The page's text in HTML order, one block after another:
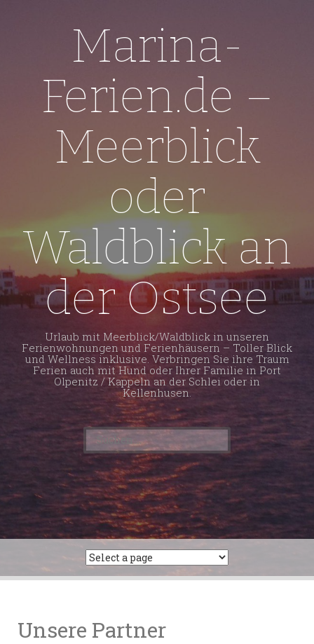
Marina-
Ferien.de –
Meerblick
oder
Waldblick an
der Ostsee
Urlaub mit Meerblick/Waldblick in unseren
Ferienwohnungen und Ferienhäusern – Toller Blick
und Wellness inklusive. Verbringen Sie ihre Traum
Ferien auch mit Hund oder Ihrer Familie in Port
Olpenitz / Kappeln an der Schlei oder in
Kellenhusen.
Suchen
nach:
Unsere Partner